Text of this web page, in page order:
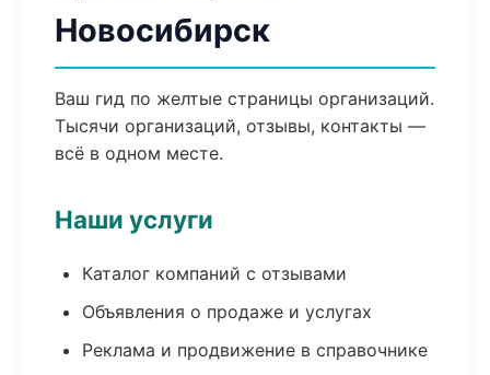
Новосибирск
Ваш гид по желтые страницы организаций.
Тысячи организаций, отзывы, контакты —
всё в одном месте.
Наши услуги
Каталог компаний с отзывами
Объявления о продаже и услугах
Реклама и продвижение в справочнике